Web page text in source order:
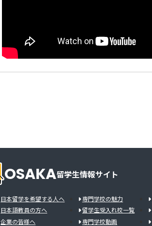
OSAKA留学生情報サイト
日本留学を希望する人へ
日本語教員の方へ
企業の皆様へ
専門学校の魅力
留学生受入れ校一覧
専門学校動画